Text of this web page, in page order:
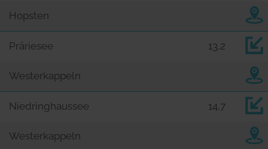
Hopsten
Präriesee 13,2
Westerkappeln
Niedringhaussee 14,7
Westerkappeln